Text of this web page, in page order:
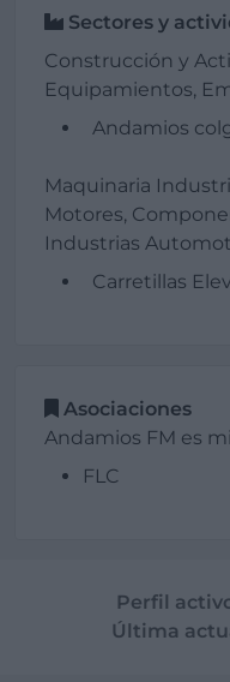
Sectores y
Construcción y
Equipamientos,
Andamios
Maquinaria
Motores,
Industrias
Carretillas
Asociaciones
Andamios FM es
FLC
Perfil
Última